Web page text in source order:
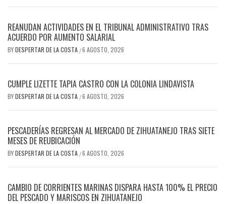
REANUDAN ACTIVIDADES EN EL TRIBUNAL ADMINISTRATIVO TRAS
ACUERDO POR AUMENTO SALARIAL
BYDESPERTAR DE LA COSTA /6 AGOSTO, 2026
CUMPLE LIZETTE TAPIA CASTRO CON LA COLONIA LINDAVISTA
BYDESPERTAR DE LA COSTA /6 AGOSTO, 2026
PESCADERÍAS REGRESAN AL MERCADO DE ZIHUATANEJO TRAS SIETE
MESES DE REUBICACIÓN
BYDESPERTAR DE LA COSTA /6 AGOSTO, 2026
CAMBIO DE CORRIENTES MARINAS DISPARA HASTA 100% EL PRECIO
DEL PESCADO Y MARISCOS EN ZIHUATANEJO